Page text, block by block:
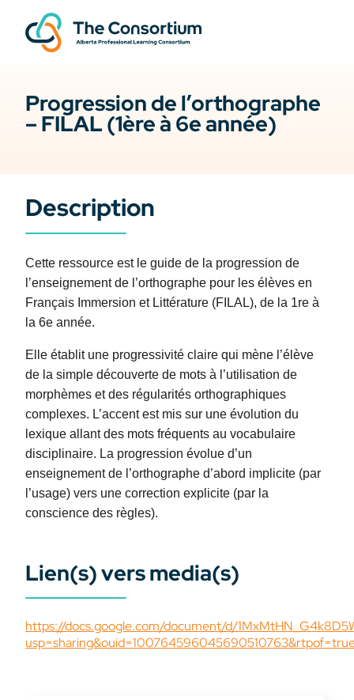
Progression de l’orthographe
– FILAL (1ère à 6e année)
Description
Cette ressource est le guide de la progression de
l’enseignement de l’orthographe pour les élèves en
Français Immersion et Littérature (FILAL), de la 1re à
la 6e année.
Elle établit une progressivité claire qui mène l’élève
de la simple découverte de mots à l’utilisation de
morphèmes et des régularités orthographiques
complexes. L’accent est mis sur une évolution du
lexique allant des mots fréquents au vocabulaire
disciplinaire. La progression évolue d’un
enseignement de l’orthographe d’abord implicite (par
l’usage) vers une correction explicite (par la
conscience des règles).
Lien(s) vers media(s)
https://docs.google.com/document/d/